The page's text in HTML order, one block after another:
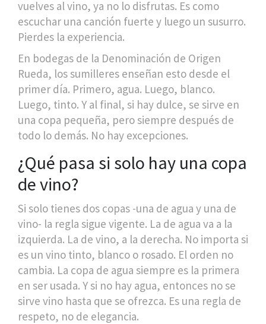
vuelves al vino, ya no lo disfrutas. Es como
escuchar una canción fuerte y luego un susurro.
Pierdes la experiencia.
En bodegas de la Denominación de Origen
Rueda, los sumilleres enseñan esto desde el
primer día. Primero, agua. Luego, blanco.
Luego, tinto. Y al final, si hay dulce, se sirve en
una copa pequeña, pero siempre después de
todo lo demás. No hay excepciones.
¿Qué pasa si solo hay una copa
de vino?
Si solo tienes dos copas -una de agua y una de
vino- la regla sigue vigente. La de agua va a la
izquierda. La de vino, a la derecha. No importa si
es un vino tinto, blanco o rosado. El orden no
cambia. La copa de agua siempre es la primera
en ser usada. Y si no hay agua, entonces no se
sirve vino hasta que se ofrezca. Es una regla de
respeto, no de elegancia.